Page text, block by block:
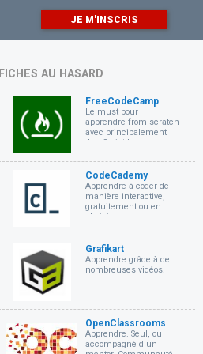
JE M'INSCRIS
FICHES AU HASARD
FreeCodeCamp
Le must pour
apprendre from scratch
avec principalement
JavaScript !
CodeCademy
Apprendre à coder de
manière interactive,
gratuitement ou en
choisissant une
Grafikart
Apprendre grâce à de
nombreuses vidéos.
OpenClassrooms
Apprendre. Seul, ou
accompagné d'un